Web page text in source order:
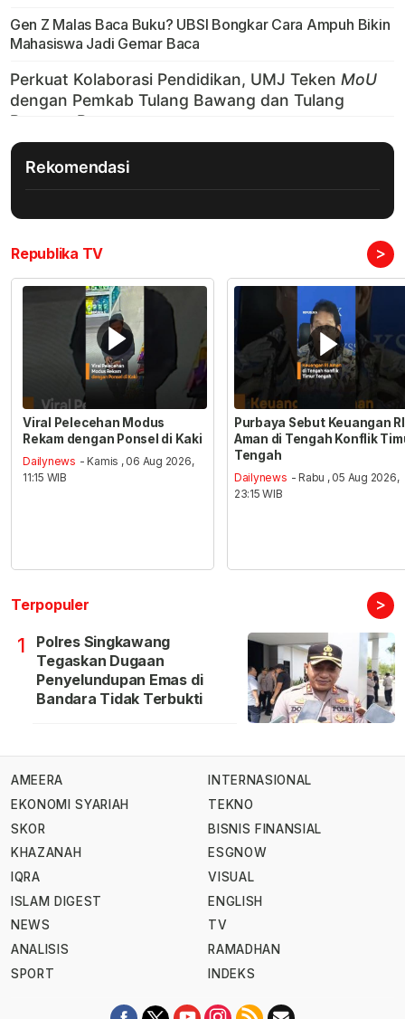
Gen Z Malas Baca Buku? UBSI Bongkar Cara Ampuh Bikin
Mahasiswa Jadi Gemar Baca
Rekomendasi
Republika TV >
Viral Pelecehan Modus
Rekam dengan Ponsel di Kaki
Dailynews - Kamis , 06 Aug 2026,
11:15 WIB
Purbaya Sebut Keuangan RI
Aman di Tengah Konflik
Tengah
Dailynews - Rabu , 05 Aug 2026,
23:15 WIB
Terpopuler >
1
Polres Singkawang
Tegaskan Dugaan
Penyelundupan Emas di
Bandara Tidak Terbukti
AMEERA
EKONOMI SYARIAH
SKOR
KHAZANAH
IQRA
ISLAM DIGEST
NEWS
ANALISIS
SPORT
INTERNASIONAL
TEKNO
BISNIS FINANSIAL
ESGNOW
VISUAL
ENGLISH
TV
RAMADHAN
INDEKS